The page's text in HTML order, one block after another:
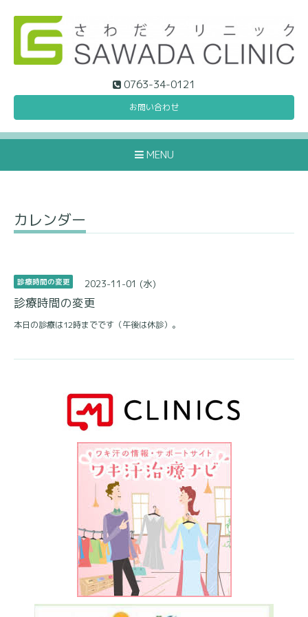
0763-34-0121
お問い合わせ
MENU
カレンダー
診療時間の変更 2023-11-01 (水)
診療時間の変更
本日の診療は12時までです（午後は休診）。